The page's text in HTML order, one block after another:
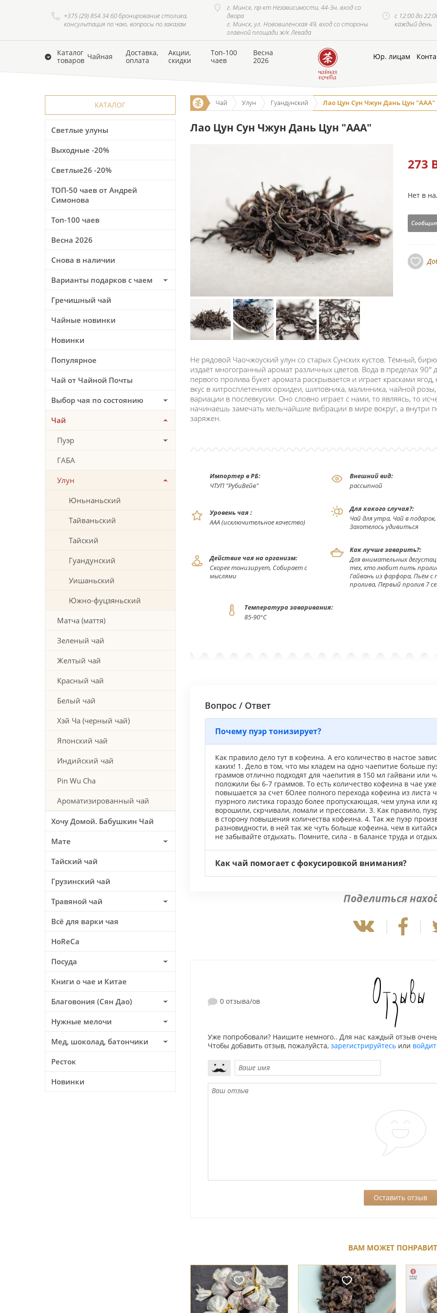
+375 (29) 854 34 60 бронирование столика,
консультация по чаю, вопросы по заказам
г. Минск, пр-кт Независимости, 44-3н, вход со
двора
г. Минск, ул. Нововиленская 49, вход со стороны
главной площади ж/к Левада
с 12:00 до
каждый день
Каталог
товаров Чайная
Доставка,
оплата
Акции,
скидки
Топ-100
чаев
Весна
2026
Юр. лицам
КАТАЛОГ
Светлые улуны
Выходные -20%
Светлые26 -20%
ТОП-50 чаев от Андрей
Симонова
Топ-100 чаев
Весна 2026
Снова в наличии
Варианты подарков с чаем
Гречишный чай
Чайные новинки
Новинки
Популярное
Чай от Чайной Почты
Выбор чая по состоянию
Чай
Пуэр
ГАБА
Улун
Юньнаньский
Тайваньский
Тайский
Гуандунский
Уишаньский
Южно-фуцзяньский
Матча (маття)
Зеленый чай
Желтый чай
Красный чай
Белый чай
Хэй Ча (черный чай)
Японский чай
Индийский чай
Pin Wu Cha
Ароматизированный чай
Хочу Домой. Бабушкин Чай
Мате
Тайский чай
Грузинский чай
Травяной чай
Всё для варки чая
HoReCa
Посуда
Книги о чае и Китае
Благовония (Сян Дао)
Нужные мелочи
Мед, шоколад, батончики
Ресток
Новинки
Чай Улун Гуандунский Лао Цун Сун Чжун Дань Цун "ААА"
Лао Цун Сун Чжун Дань Цун "ААА"
273
Нет в
Не рядовой Чаочжоуский улун со старых Сунских кустов. Тёмный,
издаёт многогранный аромат различных цветов. Вода в пределах 90°
первого пролива букет аромата раскрывается и играет красками
вкус в хитросплетениях орхидеи, шиповника, малинника, чайной
вариации в послевкусии. Оно словно играет с нами, то являясь, то
начинаешь замечать мельчайшие вибрации в мире вокруг, а внутри
заряжен.
Импортер в РБ:
ЧТУП "РубиВейв"
Внешний вид:
рассыпной
Уровень чая :
ААА (исключительное качество)
Для какого случая?:
Чай для утра, Чай в подарок,
Захотелось удивиться
Действие чая на организм:
Скорее тонизирует, Собирает с
мыслями
Как лучше заварить?:
Для внимательных
тех, кто любит пить
Гайвань из фарфора, Пьём с
пролива, Первый пролив 7
Температура заваривания:
85-90°С
Вопрос / Ответ
Почему пуэр тонизирует?
Как правило дело тут в кофеина. А его количество в настое
каких! 1. Дело в том, что мы кладем на одно чаепитие больше
граммов отлично подходят для чаепития в 150 мл гайвани или
положили бы 6-7 граммов. То есть количество кофеина в чае
повышается за счет бОлее полного перехода кофеина из листа
пуэрного листика гораздо более пропускающая, чем улуна или
ворошили, скрчивали, ломали и прессовали. 3. Как правило,
в сторону повышения количества кофеина. 4. Так же пуэр
разновидности, в ней так же чуть больше кофеина, чем в
не забывайте отдыхать. Помните, сила - в балансе труда и
Как чай помогает с фокусировкой внимания?
Поделиться
0 отзыва/ов Отзывы
Уже попробовали? Наишите немного.. Для нас каждый отзыв
Чтобы добавить отзыв, пожалуйста, зарегистрируйтесьили
ВАМ МОЖЕТ